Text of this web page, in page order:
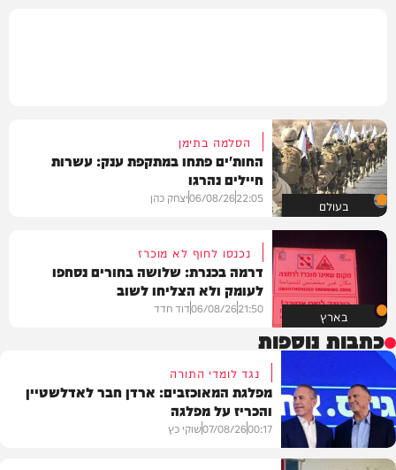
בעולם
הסלמה בתימן
החות'ים פתחו במתקפת ענק: עשרות
חיילים נהרגו
22:05
06/08/26יצחק כהן
בארץ
נכנסו לחוף לא מוכרז
דרמה בכנרת: שלושה בחורים נסחפו
לעומק ולא הצליחו לשוב
21:50
06/08/26דוד חדד
כתבות נוספות
נגד לומדי התורה
מפלגת המאוכזבים: ארדן חבר לאדלשטיין
והכריז על מפלגה
00:17
07/08/26שוקי כץ